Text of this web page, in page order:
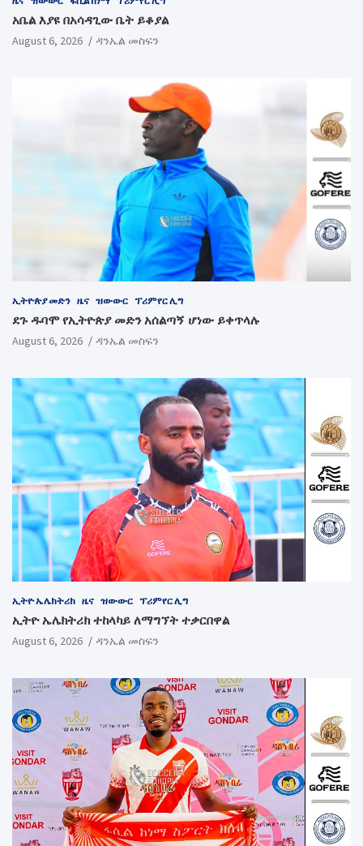
አቤል እያዩ በአሳዳጊው ቤት ይቆያል
August 6, 2026 ዳንኤል መስፍን
ኢትዮጵያ መድን ዜና ዝውውር ፕሪምየር ሊግ
ደጉ ዱባሞ የኢትዮጵያ መድን አሰልጣኝ ሆነው ይቀጥላሉ
August 6, 2026 ዳንኤል መስፍን
ኢትዮ ኤሌክትሪክ ዜና ዝውውር ፕሪምየር ሊግ
ኢትዮ ኤሌክትሪክ ተከላካይ ለማግኘት ተቃርበዋል
August 6, 2026 ዳንኤል መስፍን